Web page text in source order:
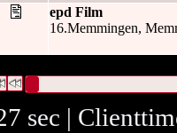
epd Film
16.Memmingen,
sec |